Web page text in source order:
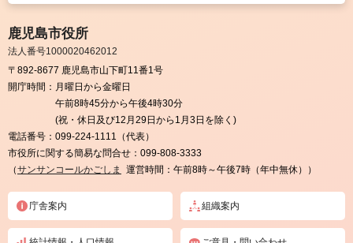
鹿児島市役所
法人番号1000020462012
〒892-8677 鹿児島市山下町11番1号
開庁時間： 月曜日から金曜日
午前8時45分から午後4時30分
(祝・休日及び12月29日から1月3日を除く)
電話番号： 099-224-1111（代表）
市役所に関する簡易な問合せ： 099-808-3333
（サンサンコールかごしま 運営時間：午前8時～午後7時（年中無休））
庁舎案内 組織案内